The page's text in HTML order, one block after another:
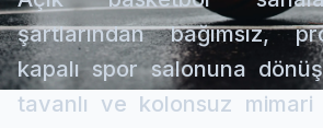
şartlarından bağımsız,
kapalı spor salonuna
tavanlı ve kolonsuz mimari